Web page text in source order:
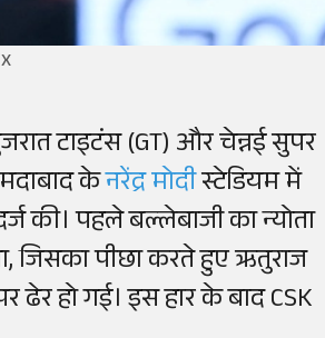
टाइटंस (GT) और चेन्नई सुपर
केनरेंद्र मोदीस्टेडियम में
की। पहले बल्लेबाजी का न्योता
जिसका पीछा करते हुए ऋतुराज
ढेर हो गई। इस हार के बाद CSK